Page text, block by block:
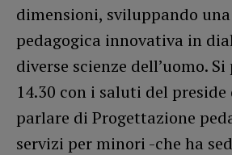
dimensioni, sviluppando
pedagogica innovativa in
diverse scienze dell’uomo.
14.30 con i saluti del
parlare di Progettazione
servizi per minori -che ha